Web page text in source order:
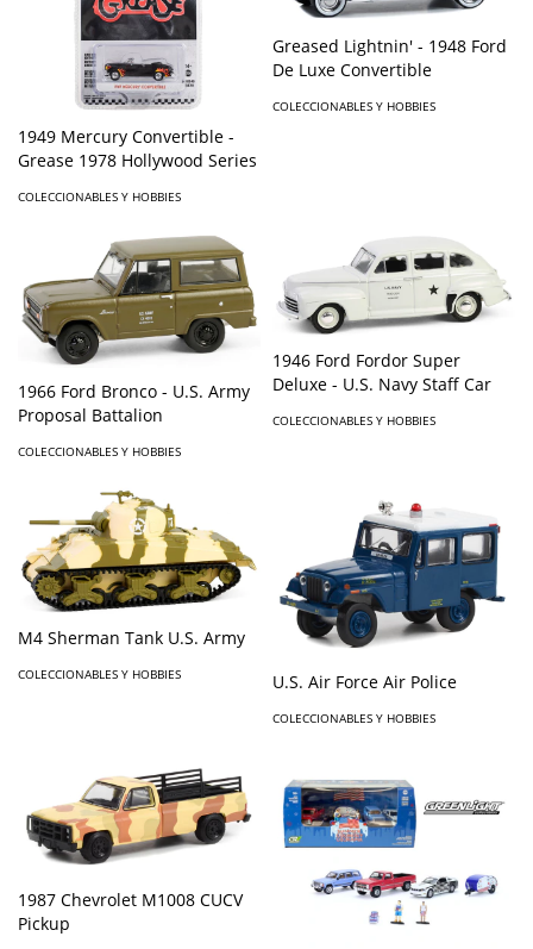
1949 Mercury Convertible -
Grease 1978 Hollywood Series
COLECCIONABLES Y HOBBIES
Greased Lightnin' - 1948 Ford
De Luxe Convertible
COLECCIONABLES Y HOBBIES
1966 Ford Bronco - U.S. Army
Proposal Battalion
COLECCIONABLES Y HOBBIES
1946 Ford Fordor Super
Deluxe - U.S. Navy Staff Car
COLECCIONABLES Y HOBBIES
M4 Sherman Tank U.S. Army
COLECCIONABLES Y HOBBIES U.S. Air Force Air Police
COLECCIONABLES Y HOBBIES
1987 Chevrolet M1008 CUCV
Pickup